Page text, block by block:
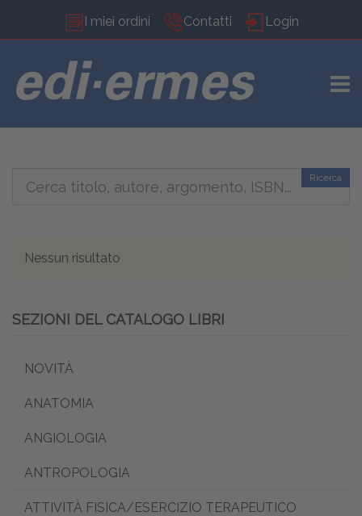
I miei ordini Contatti Login
Ricerca
Nessun risultato
SEZIONI DEL CATALOGO LIBRI
NOVITÀ
ANATOMIA
ANGIOLOGIA
ANTROPOLOGIA
ATTIVITÀ FISICA/ESERCIZIO TERAPEUTICO